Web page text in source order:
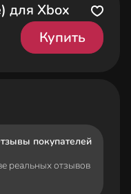
для Xbox
Купить
покупателей
реальных отзывов